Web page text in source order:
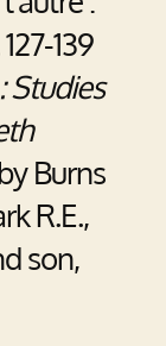
139
Studies
Burns
R.E.,
son,